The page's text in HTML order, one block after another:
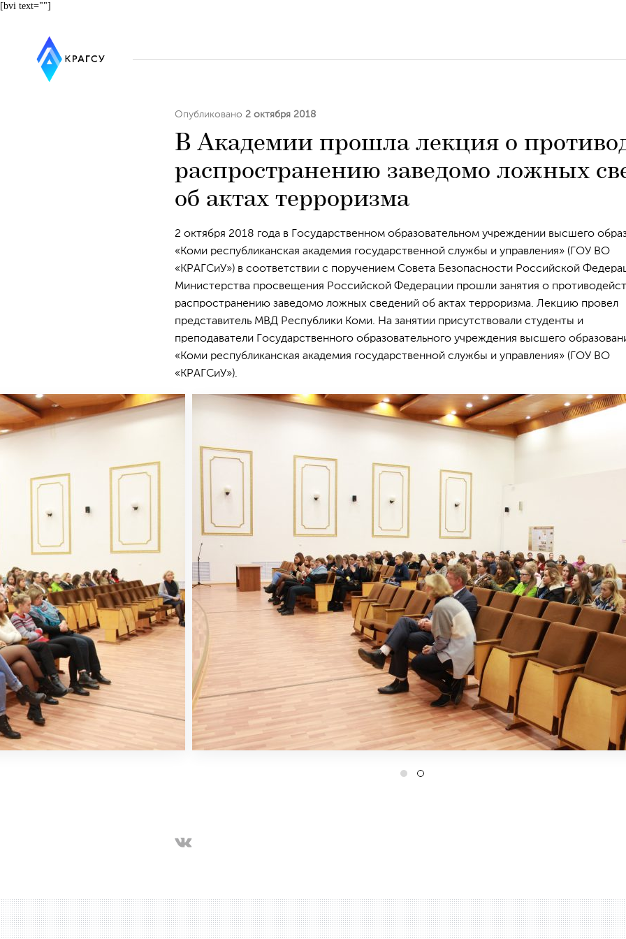
[bvi text=""]
Опубликовано 2 октября 2018
В Академии прошла лекция о
распространению заведомо ложных
об актах терроризма
2 октября 2018 года в Государственном образовательном учреждении высшего
«Коми республиканская академия государственной службы и управления» (ГОУ ВО
«КРАГСиУ») в соответствии с поручением Совета Безопасности Российской
Министерства просвещения Российской Федерации прошли занятия о
распространению заведомо ложных сведений об актах терроризма. Лекцию провел
представитель МВД Республики Коми. На занятии присутствовали студенты и
преподаватели Государственного образовательного учреждения высшего
«Коми республиканская академия государственной службы и управления» (ГОУ ВО
«КРАГСиУ»).